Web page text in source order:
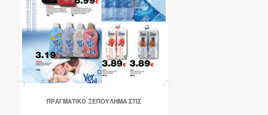
ΠΡΑΓΜΑΤΙΚΟ ΞΕΠΟΥΛΗΜΑ ΣΤΙΣ